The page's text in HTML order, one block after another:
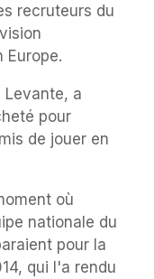
recruteurs du
Europe.
Levante, a
pour
de jouer en
où
nationale du
pour la
qui l'a rendu